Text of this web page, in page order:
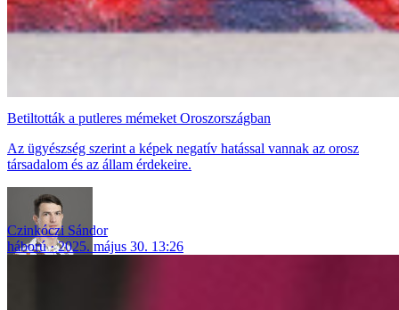
Betiltották a putleres mémeket Oroszországban
Az ügyészség szerint a képek negatív hatással vannak az orosz
társadalom és az állam érdekeire.
Czinkóczi Sándor
háború
2025. május 30. 13:26